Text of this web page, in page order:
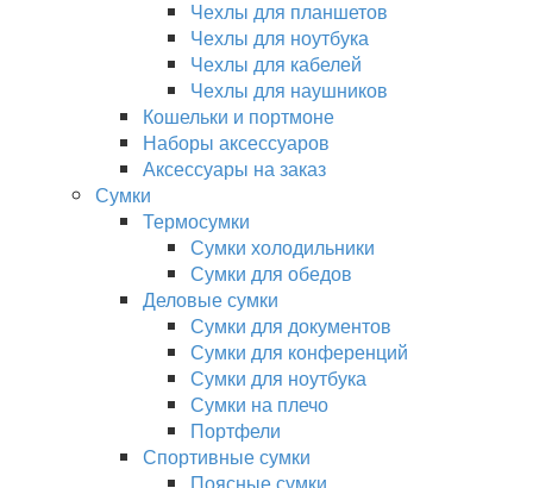
Чехлы для планшетов
Чехлы для ноутбука
Чехлы для кабелей
Чехлы для наушников
Кошельки и портмоне
Наборы аксессуаров
Аксессуары на заказ
Сумки
Термосумки
Сумки холодильники
Сумки для обедов
Деловые сумки
Сумки для документов
Сумки для конференций
Сумки для ноутбука
Сумки на плечо
Портфели
Спортивные сумки